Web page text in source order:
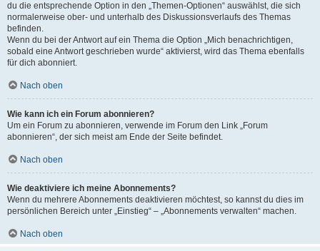
du die entsprechende Option in den „Themen-Optionen“ auswählst, die sich
normalerweise ober- und unterhalb des Diskussionsverlaufs des Themas
befinden.
Wenn du bei der Antwort auf ein Thema die Option „Mich benachrichtigen,
sobald eine Antwort geschrieben wurde“ aktivierst, wird das Thema ebenfalls
für dich abonniert.
Nach oben
Wie kann ich ein Forum abonnieren?
Um ein Forum zu abonnieren, verwende im Forum den Link „Forum
abonnieren“, der sich meist am Ende der Seite befindet.
Nach oben
Wie deaktiviere ich meine Abonnements?
Wenn du mehrere Abonnements deaktivieren möchtest, so kannst du dies im
persönlichen Bereich unter „Einstieg“ – „Abonnements verwalten“ machen.
Nach oben